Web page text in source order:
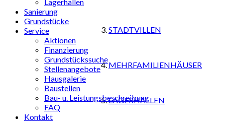
STADTVILLEN
MEHRFAMILIENHÄUSER
LAGERHALLEN
Lagerhallen
Sanierung
Grundstücke
Service
Aktionen
Finanzierung
Grundstückssuche
Stellenangebote
Hausgalerie
Baustellen
Bau- u. Leistungsbeschreibung
FAQ
Kontakt